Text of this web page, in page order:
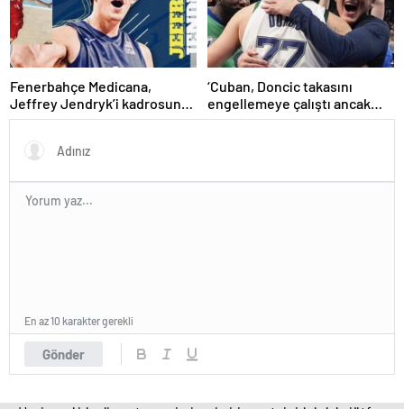
Fenerbahçe Medicana,
Jeffrey Jendryk’i kadrosuna
kattı
‘Cuban, Doncic takasını
engellemeye çalıştı ancak
geç kaldı’ iddiası! NBA
Gönder
En az 10 karakter gerekli